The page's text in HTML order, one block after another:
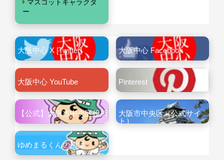
マスコットキャラクタ
ー
大阪中心 X [Twitter] 大阪中心 Facebook
大阪中心 YouTube Pinterest
【公式】大阪市中央区役所
大阪市中央区（公式サイ
ト）
ゆめまるくんの部屋